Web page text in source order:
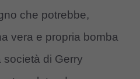
che potrebbe,
vera e propria bomba
società di Gerry